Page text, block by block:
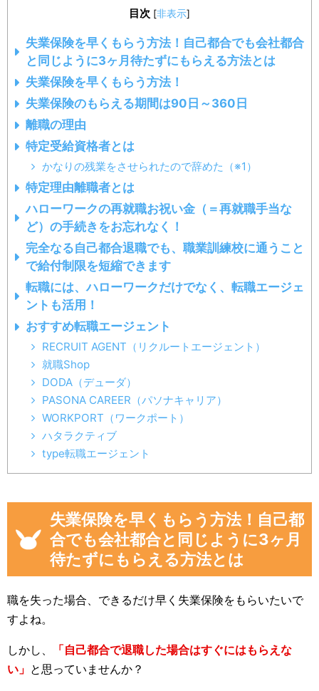
目次 [非表示]
失業保険を早くもらう方法！自己都合でも会社都合
と同じように3ヶ月待たずにもらえる方法とは
失業保険を早くもらう方法！
失業保険のもらえる期間は90日～360日
離職の理由
特定受給資格者とは
かなりの残業をさせられたので辞めた（※1）
特定理由離職者とは
ハローワークの再就職お祝い金（＝再就職手当な
ど）の手続きをお忘れなく！
完全なる自己都合退職でも、職業訓練校に通うこと
で給付制限を短縮できます
転職には、ハローワークだけでなく、転職エージェ
ントも活用！
おすすめ転職エージェント
RECRUIT AGENT（リクルートエージェント）
就職Shop
DODA（デューダ）
PASONA CAREER（パソナキャリア）
WORKPORT（ワークポート）
ハタラクティブ
type転職エージェント
失業保険を早くもらう方法！自己都
合でも会社都合と同じように3ヶ月
待たずにもらえる方法とは
職を失った場合、できるだけ早く失業保険をもらいたいで
すよね。
しかし、
「自己都合で退職した場合はすぐにはもらえな
い」 と思っていませんか？